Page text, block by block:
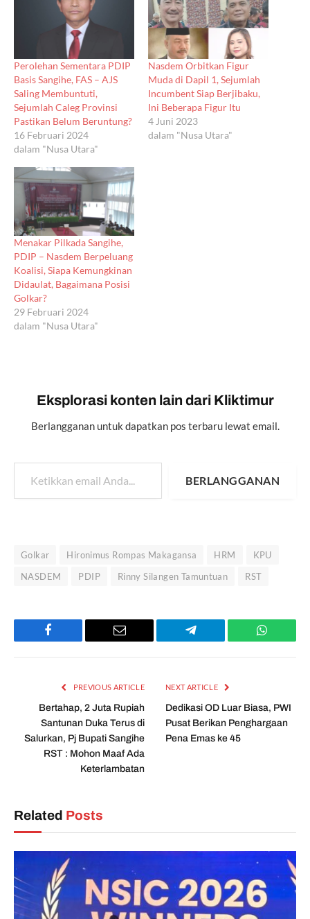
Perolehan Sementara PDIP
Basis Sangihe, FAS – AJS
Saling Membuntuti,
Sejumlah Caleg Provinsi
Pastikan Belum Beruntung?
16 Februari 2024
dalam "Nusa Utara"
Nasdem Orbitkan Figur
Muda di Dapil 1, Sejumlah
Incumbent Siap Berjibaku,
Ini Beberapa Figur Itu
4 Juni 2023
dalam "Nusa Utara"
Menakar Pilkada Sangihe,
PDIP – Nasdem Berpeluang
Koalisi, Siapa Kemungkinan
Didaulat, Bagaimana Posisi
Golkar?
29 Februari 2024
dalam "Nusa Utara"
Eksplorasi konten lain dari Kliktimur
Berlangganan untuk dapatkan pos terbaru lewat email.
Ketikkan email Anda...
BERLANGGANAN
Golkar Hironimus Rompas Makagansa HRM
KPU
NASDEM
PDIP Rinny Silangen Tamuntuan RST
Facebook Email Telegram
PREVIOUS ARTICLE
Bertahap, 2 Juta Rupiah
Santunan Duka Terus di
Salurkan, Pj Bupati Sangihe
RST : Mohon Maaf Ada
Keterlambatan
NEXT ARTICLE
Dedikasi OD Luar Biasa, PWI
Pusat Berikan Penghargaan
Pena Emas ke 45
Related Posts